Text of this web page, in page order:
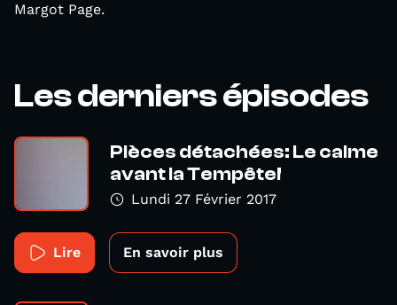
Margot Page.
Les derniers épisodes
Pièces détachées: Le calme
avant la Tempête!
Lundi 27 Février 2017
Lire En savoir plus